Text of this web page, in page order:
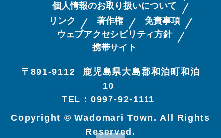
個人情報のお取り扱いについて
リンク
著作権
免責事項
ウェブアクセシビリティ方針
携帯サイト
〒891-9112
鹿児島県大島郡和泊町和泊
10
TEL：0997-92-1111
Copyright © Wadomari Town. All Rights
Reserved.